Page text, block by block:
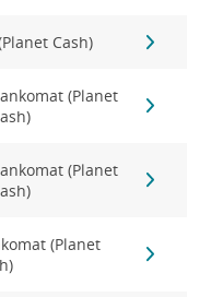
Cash)
(Planet
(Planet
(Planet